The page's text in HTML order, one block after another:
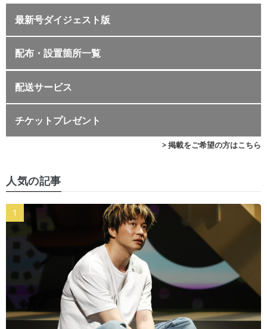
最新号ダイジェスト版
配布・設置箇所一覧
配送サービス
チケットプレゼント
> 掲載をご希望の方はこちら
人気の記事